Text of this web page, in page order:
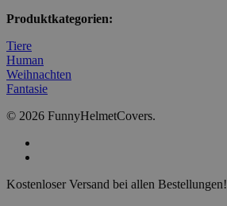
Produktkategorien:
Tiere
Human
Weihnachten
Fantasie
© 2026 FunnyHelmetCovers.
Close
Kostenloser Versand bei allen Bestellungen!